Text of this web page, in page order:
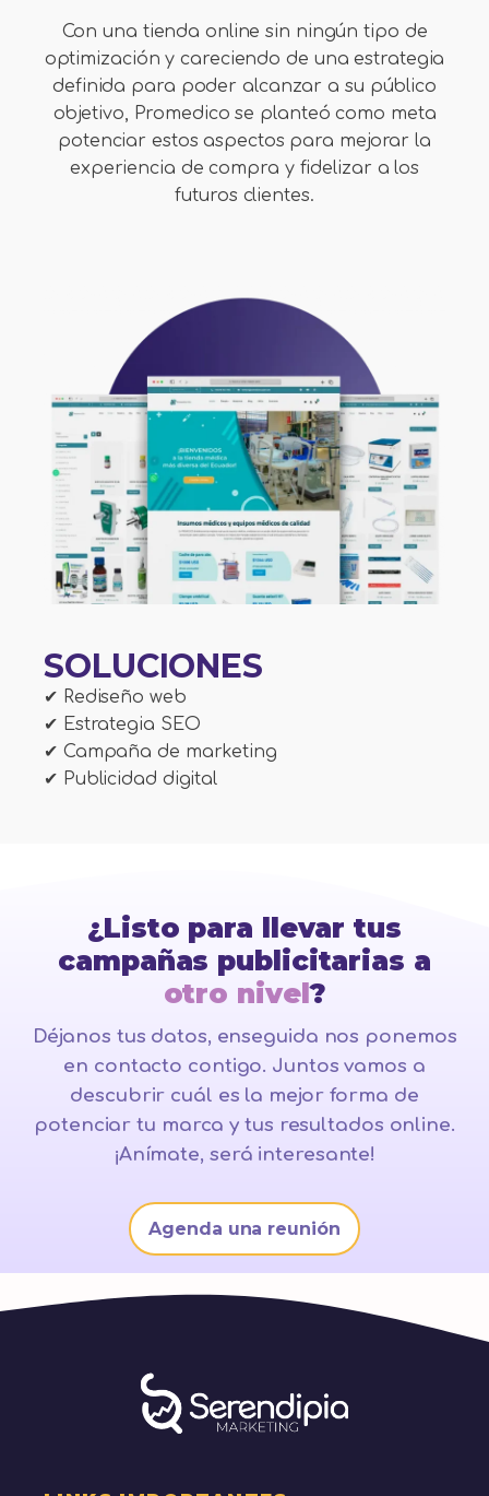
Con una tienda online sin ningún tipo de
optimización y careciendo de una estrategia
definida para poder alcanzar a su público
objetivo, Promedico se planteó como meta
potenciar estos aspectos para mejorar la
experiencia de compra y fidelizar a los
futuros clientes.
SOLUCIONES
✔ Rediseño web
✔ Estrategia SEO
✔ Campaña de marketing
✔ Publicidad digital
¿Listo para llevar tus
campañas publicitarias a
otro nivel?
Déjanos tus datos, enseguida nos ponemos
en contacto contigo. Juntos vamos a
descubrir cuál es la mejor forma de
potenciar tu marca y tus resultados online.
¡Anímate, será interesante!
Agenda una reunión